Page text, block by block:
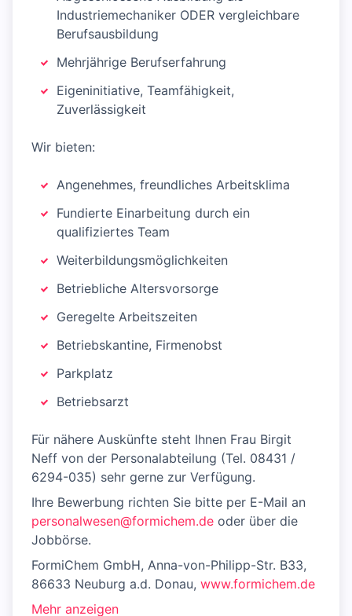
Industriemechaniker ODER vergleichbare
Berufsausbildung
Mehrjährige Berufserfahrung
Eigeninitiative, Teamfähigkeit,
Zuverlässigkeit
Wir bieten:
Angenehmes, freundliches Arbeitsklima
Fundierte Einarbeitung durch ein
qualifiziertes Team
Weiterbildungsmöglichkeiten
Betriebliche Altersvorsorge
Geregelte Arbeitszeiten
Betriebskantine, Firmenobst
Parkplatz
Betriebsarzt
Für nähere Auskünfte steht Ihnen Frau Birgit
Neff von der Personalabteilung (Tel. 08431 /
6294-035) sehr gerne zur Verfügung.
Ihre Bewerbung richten Sie bitte per E-Mail an
personalwesen@formichem.de oder über die
Jobbörse.
FormiChem GmbH, Anna-von-Philipp-Str. B33,
86633 Neuburg a.d. Donau, www.formichem.de
Mehr anzeigen